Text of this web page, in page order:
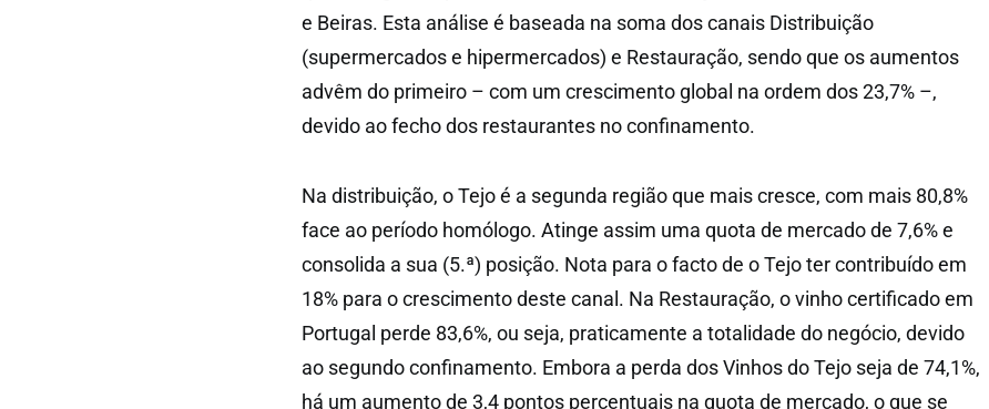
e Beiras. Esta análise é baseada na soma dos canais Distribuição
(supermercados e hipermercados) e Restauração, sendo que os aumentos
advêm do primeiro – com um crescimento global na ordem dos 23,7% –,
devido ao fecho dos restaurantes no confinamento.
Na distribuição, o Tejo é a segunda região que mais cresce, com mais 80,8%
face ao período homólogo. Atinge assim uma quota de mercado de 7,6% e
consolida a sua (5.ª) posição. Nota para o facto de o Tejo ter contribuído em
18% para o crescimento deste canal. Na Restauração, o vinho certificado em
Portugal perde 83,6%, ou seja, praticamente a totalidade do negócio, devido
ao segundo confinamento. Embora a perda dos Vinhos do Tejo seja de 74,1%,
há um aumento de 3,4 pontos percentuais na quota de mercado, o que se